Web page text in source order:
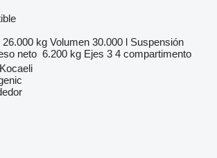
26.000 kg Volumen 30.000 l Suspensión
neto 6.200 kg Ejes 3 4 compartimento